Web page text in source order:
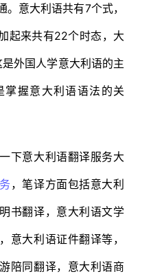
意大利语共有7个式，
起来共有22个时态，大
外国人学意大利语的主
握意大利语语法的关
意大利语翻译服务大
，笔译方面包括意大利
书翻译，意大利语文学
意大利语证件翻译等，
陪同翻译，意大利语商